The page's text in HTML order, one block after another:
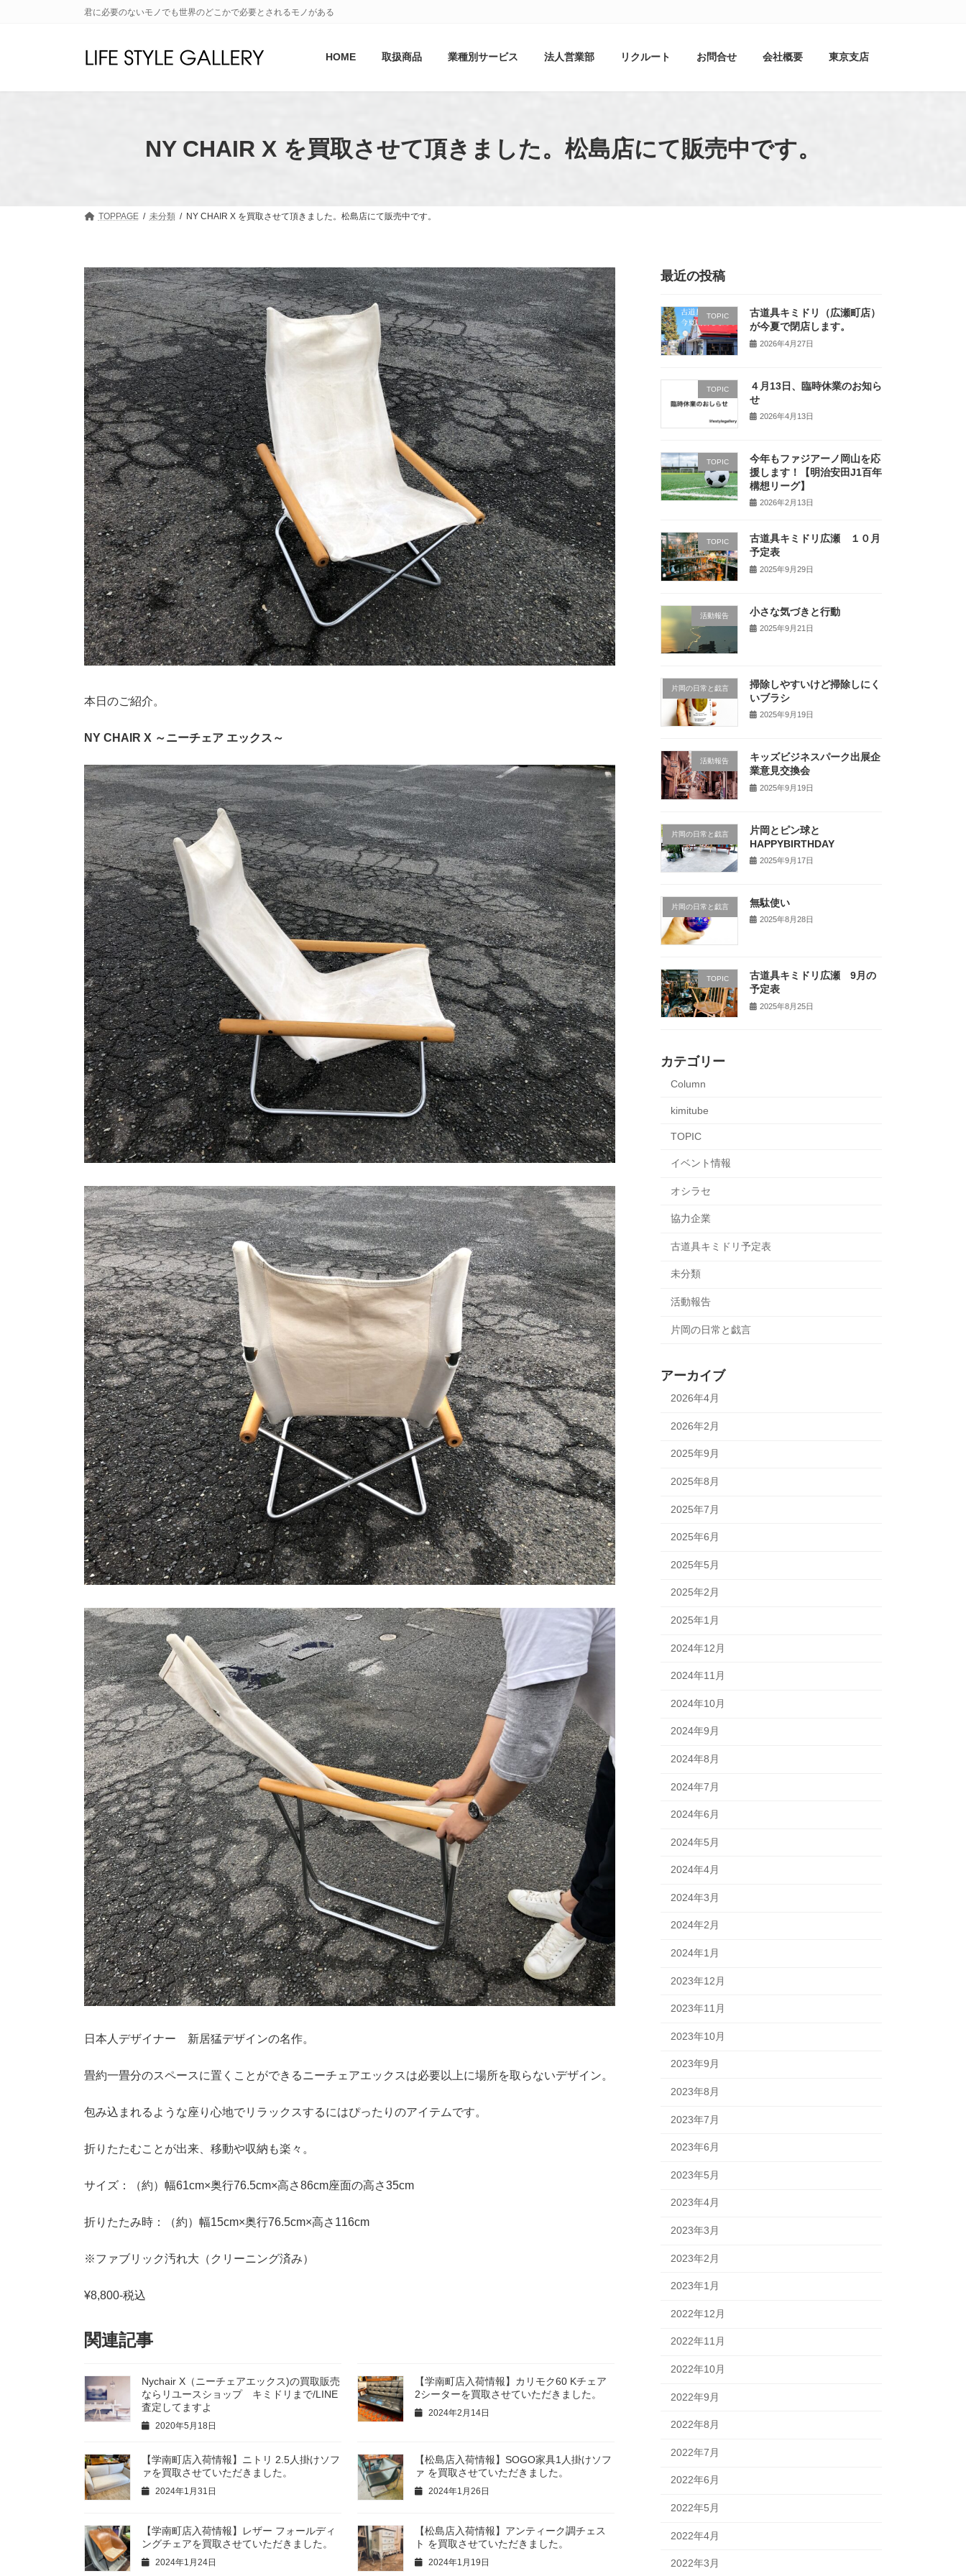
君に必要のないモノでも世界のどこかで必要とされるモノがある
HOME 取扱商品 業種別サービス 法人営業部 リクルート お問合せ 会社概要 東京支店
NY CHAIR X を買取させて頂きました。松島店にて販売中です。
TOPPAGE 未分類 NY CHAIR X を買取させて頂きました。松島店にて販売中です。
本日のご紹介。
NY CHAIR X ～ニーチェア エックス～
日本人デザイナー 新居猛デザインの名作。
畳約一畳分のスペースに置くことができるニーチェアエックスは必要以上に場所を取らないデザイン。
包み込まれるような座り心地でリラックスするにはぴったりのアイテムです。
折りたたむことが出来、移動や収納も楽々。
サイズ：（約）幅61cm×奥行76.5cm×高さ86cm座面の高さ35cm
折りたたみ時：（約）幅15cm×奥行76.5cm×高さ116cm
※ファブリック汚れ大（クリーニング済み）
¥8,800-税込
関連記事
Nychair X（ニーチェアエックス)の買取販売
ならリユースショップ キミドリまで/LINE
査定してますよ
2020年5月18日
【学南町店入荷情報】カリモク60 Kチェア
2シーターを買取させていただきました。
2024年2月14日
【学南町店入荷情報】ニトリ 2.5人掛けソフ
ァを買取させていただきました。
2024年1月31日
【松島店入荷情報】SOGO家具1人掛けソフ
ァ を買取させていただきました。
2024年1月26日
【学南町店入荷情報】レザー フォールディ
ングチェアを買取させていただきました。
2024年1月24日
【松島店入荷情報】アンティーク調チェス
ト を買取させていただきました。
2024年1月19日
最近の投稿
TOPIC
古道具キミドリ（広瀬町店）
が今夏で閉店します。
2026年4月27日
TOPIC
４月13日、臨時休業のお知ら
せ
2026年4月13日
TOPIC
今年もファジアーノ岡山を応
援します！【明治安田J1百年
構想リーグ】
2026年2月13日
TOPIC
古道具キミドリ広瀬 １０月
予定表
2025年9月29日
活動報告 小さな気づきと行動
2025年9月21日
片岡の日常と戯言
掃除しやすいけど掃除しにく
いブラシ
2025年9月19日
活動報告
キッズビジネスパーク出展企
業意見交換会
2025年9月19日
片岡の日常と戯言
片岡とピン球と
HAPPYBIRTHDAY
2025年9月17日
片岡の日常と戯言 無駄使い
2025年8月28日
TOPIC
古道具キミドリ広瀬 9月の
予定表
2025年8月25日
カテゴリー
Column
kimitube
TOPIC
イベント情報
オシラセ
協力企業
古道具キミドリ予定表
未分類
活動報告
片岡の日常と戯言
アーカイブ
2026年4月
2026年2月
2025年9月
2025年8月
2025年7月
2025年6月
2025年5月
2025年2月
2025年1月
2024年12月
2024年11月
2024年10月
2024年9月
2024年8月
2024年7月
2024年6月
2024年5月
2024年4月
2024年3月
2024年2月
2024年1月
2023年12月
2023年11月
2023年10月
2023年9月
2023年8月
2023年7月
2023年6月
2023年5月
2023年4月
2023年3月
2023年2月
2023年1月
2022年12月
2022年11月
2022年10月
2022年9月
2022年8月
2022年7月
2022年6月
2022年5月
2022年4月
2022年3月